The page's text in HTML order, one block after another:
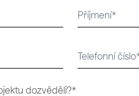
dozvěděli?*